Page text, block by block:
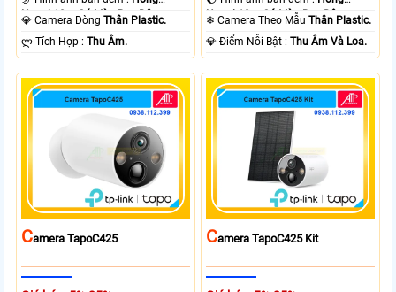
Ngoại 10m Có Màu Ban Ðêm.
💎 Camera DòngThân Plastic.
️ლ Tích Hợp :Thu Âm.
Ngoại 10m Có Màu Ban Ðêm.
❄ Camera Theo MẫuThân Plastic.
️💎 Điểm Nỗi Bật :Thu Âm Và Loa.
CAmera TapoC425 CAmera TapoC425 Kit